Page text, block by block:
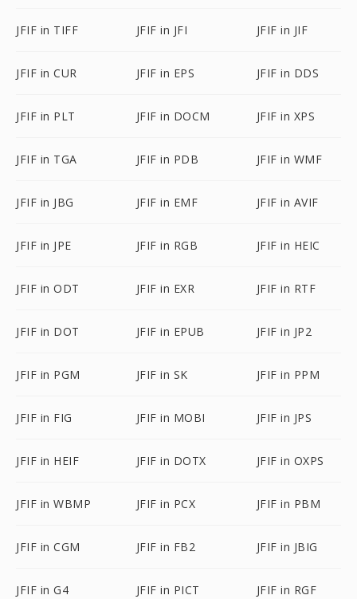
JFIF in TIFF JFIF in JFI JFIF in JIF
JFIF in CUR JFIF in EPS JFIF in DDS
JFIF in PLT JFIF in DOCM JFIF in XPS
JFIF in TGA JFIF in PDB JFIF in WMF
JFIF in JBG JFIF in EMF JFIF in AVIF
JFIF in JPE JFIF in RGB JFIF in HEIC
JFIF in ODT JFIF in EXR JFIF in RTF
JFIF in DOT JFIF in EPUB JFIF in JP2
JFIF in PGM JFIF in SK JFIF in PPM
JFIF in FIG JFIF in MOBI JFIF in JPS
JFIF in HEIF JFIF in DOTX JFIF in OXPS
JFIF in WBMP JFIF in PCX JFIF in PBM
JFIF in CGM JFIF in FB2 JFIF in JBIG
JFIF in G4 JFIF in PICT JFIF in RGF